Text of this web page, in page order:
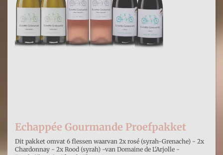
Echappée Gourmande Proefpakket
Dit pakket omvat 6 flessen waarvan 2x rosé (syrah-Grenache) - 2x
Chardonnay - 2x Rood (syrah) -van Domaine de L'Arjolle -